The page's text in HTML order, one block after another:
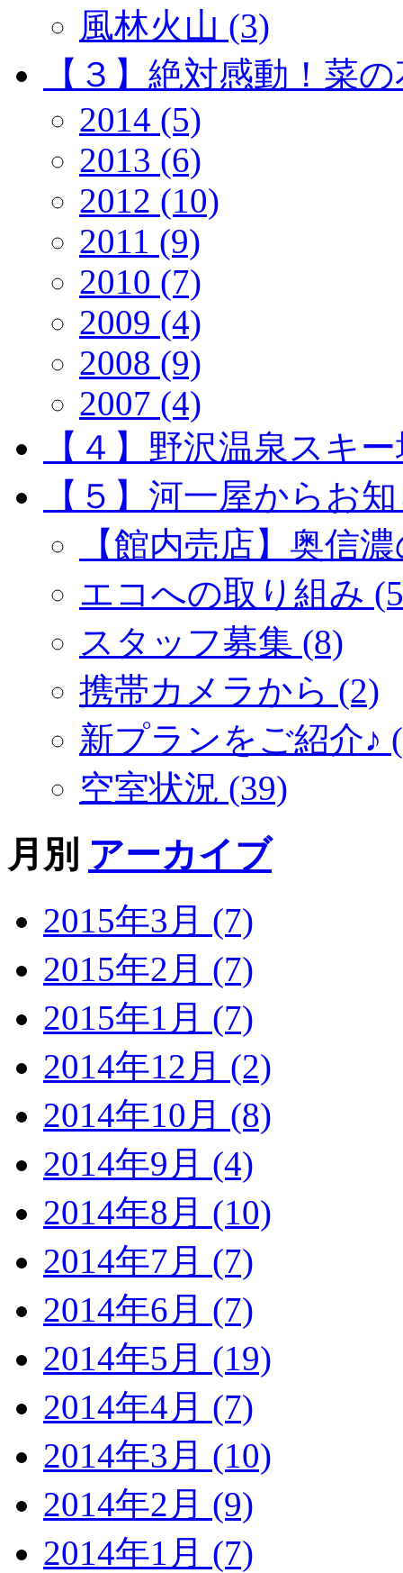
風林火山 (3)
【３】絶対感動！菜
2014 (5)
2013 (6)
2012 (10)
2011 (9)
2010 (7)
2009 (4)
2008 (9)
2007 (4)
【４】野沢温泉スキ
【５】河一屋からお
【館内売店】奥信
エコへの取り組み
スタッフ募集 (8)
携帯カメラから (2)
新プランをご紹介♪
空室状況 (39)
月別 アーカイブ
2015年3月 (7)
2015年2月 (7)
2015年1月 (7)
2014年12月 (2)
2014年10月 (8)
2014年9月 (4)
2014年8月 (10)
2014年7月 (7)
2014年6月 (7)
2014年5月 (19)
2014年4月 (7)
2014年3月 (10)
2014年2月 (9)
2014年1月 (7)